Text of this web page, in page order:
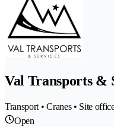
Val Transports &
Transport • Cranes • Site
Open